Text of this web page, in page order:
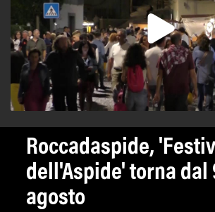
Roccadaspide,
dell'Aspide' torna dal
agosto